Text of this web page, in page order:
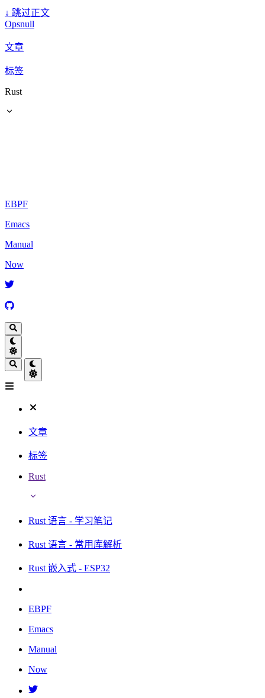
↓ 跳过正文
Opsnull
文章
标签
Rust
EBPF
Emacs
Manual
Now
文章
标签
Rust
Rust 语言 - 学习笔记
Rust 语言 - 常用库解析
Rust 嵌入式 - ESP32
EBPF
Emacs
Manual
Now